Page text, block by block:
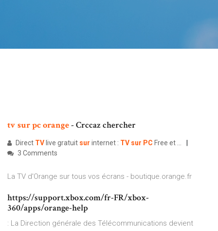
tv surpcorange- Crccaz chercher
Direct TV live gratuit sur internet : TV sur PC Free et ...
3 Comments
La TV d'Orange sur tous vos écrans - boutique.orange.fr
https://support.xbox.com/fr-FR/xbox-
360/apps/orange-help
: La Direction générale des Télécommunications devient